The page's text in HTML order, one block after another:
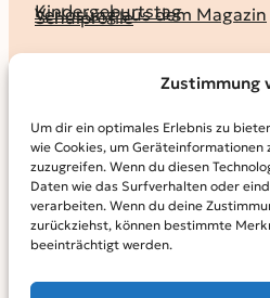
Zustimmung
Um dir ein optimales Erlebnis zu
wie Cookies, um
zuzugreifen. Wenn du diesen
Daten wie das Surfverhalten oder
verarbeiten. Wenn du deine
zurückziehst, können bestimmte
beeinträchtigt werden.
Kindergeburtstag
Verlosung aus dem Magazin
Schulprofile
KALENDER
MAGAZIN
KidS-Ausgaben online lesen
Abonnement
Archiv
INFO